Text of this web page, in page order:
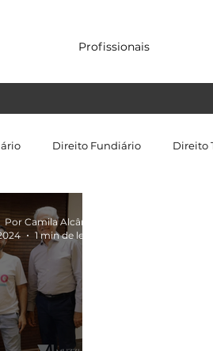
Profissionais
Direito Fundiário Direito
Por Camila Alcântara
1 min de leitura